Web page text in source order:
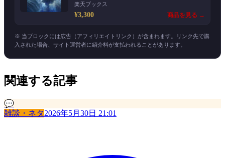
楽天ブックス
¥3,300 商品を見る →
※ 当ブロックには広告（アフィリエイトリンク）が含まれます。リンク先で購
入された場合、サイト運営者に紹介料が支払われることがあります。
関連する記事
💬
雑談・ネタ2026年5月30日 21:01